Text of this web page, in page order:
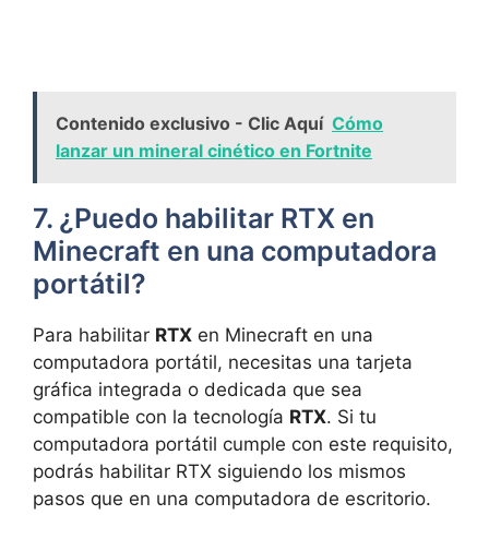
Contenido exclusivo - Clic Aquí Cómo
lanzar un mineral cinético en Fortnite
7. ¿Puedo habilitar ‍RTX en
Minecraft en una computadora
portátil?
Para habilitar RTX en Minecraft en una
computadora portátil, necesitas una tarjeta
gráfica integrada o dedicada que sea
compatible con la tecnología RTX.⁢ Si ‌tu
computadora portátil cumple con este requisito,
podrás habilitar RTX siguiendo los mismos
pasos ‍que en una computadora de escritorio.